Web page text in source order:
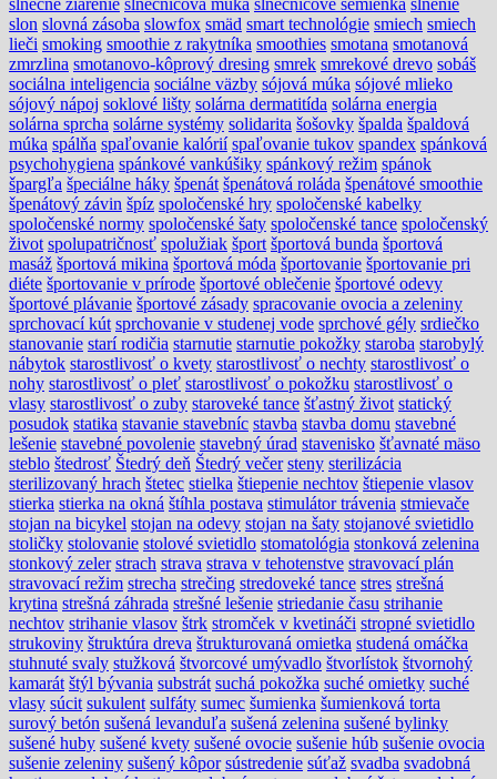
slnečné žiarenie slnečnicová múka slnečnicové semienka slnenie
slon slovná zásoba slowfox smäd smart technológie smiech smiech
lieči smoking smoothie z rakytníka smoothies smotana smotanová
zmrzlina smotanovo-kôprový dresing smrek smrekové drevo sobáš
sociálna inteligencia sociálne väzby sójová múka sójové mlieko
sójový nápoj soklové lišty solárna dermatitída solárna energia
solárna sprcha solárne systémy solidarita šošovky špalda špaldová
múka spálňa spaľovanie kalórií spaľovanie tukov spandex spánková
psychohygiena spánkové vankúšiky spánkový režim spánok
špargľa špeciálne háky špenát špenátová roláda špenátové smoothie
špenátový závin špíz spoločenské hry spoločenské kabelky
spoločenské normy spoločenské šaty spoločenské tance spoločenský
život spolupatričnosť spolužiak šport športová bunda športová
masáž športová mikina športová móda športovanie športovanie pri
diéte športovanie v prírode športové oblečenie športové odevy
športové plávanie športové zásady spracovanie ovocia a zeleniny
sprchovací kút sprchovanie v studenej vode sprchové gély srdiečko
stanovanie starí rodičia starnutie starnutie pokožky staroba starobylý
nábytok starostlivosť o kvety starostlivosť o nechty starostlivosť o
nohy starostlivosť o pleť starostlivosť o pokožku starostlivosť o
vlasy starostlivosť o zuby staroveké tance šťastný život statický
posudok statika stavanie stavebníc stavba stavba domu stavebné
lešenie stavebné povolenie stavebný úrad stavenisko šťavnaté mäso
steblo štedrosť Štedrý deň Štedrý večer steny sterilizácia
sterilizovaný hrach štetec stielka štiepenie nechtov štiepenie vlasov
stierka stierka na okná štíhla postava stimulátor trávenia stmievače
stojan na bicykel stojan na odevy stojan na šaty stojanové svietidlo
stoličky stolovanie stolové svietidlo stomatológia stonková zelenina
stonkový zeler strach strava strava v tehotenstve stravovací plán
stravovací režim strecha strečing stredoveké tance stres strešná
krytina strešná záhrada strešné lešenie striedanie času strihanie
nechtov strihanie vlasov štrk stromček v kvetináči stropné svietidlo
strukoviny štruktúra dreva štrukturovaná omietka studená omáčka
stuhnuté svaly stužková štvorcové umývadlo štvorlístok štvornohý
kamarát štýl bývania substrát suchá pokožka suché omietky suché
vlasy súcit sukulent sulfáty sumec šumienka šumienková torta
surový betón sušená levanduľa sušená zelenina sušené bylinky
sušené huby sušené kvety sušené ovocie sušenie húb sušenie ovocia
sušenie zeleniny sušený kôpor sústredenie súťaž svadba svadobná